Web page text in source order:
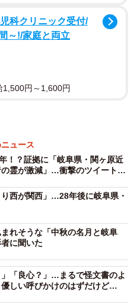
2/8
の 「日本一」
町富田）
徳山ダム）
岡町）
科クリニック受付/
～!/家庭と両立
1,500円～1,600円
ュース
！？証拠に「岐阜県・関ヶ原近
霊が激減」…衝撃のツイートが
り西が関西」…28年後に岐阜県・
れそうな「中秋の名月と岐阜
に聞いた
「良心？」…まるで怪文書のよ
しい呼びかけのはずだけど…